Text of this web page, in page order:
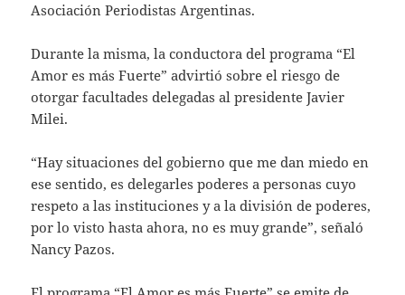
Asociación Periodistas Argentinas.
Durante la misma, la conductora del programa “El
Amor es más Fuerte” advirtió sobre el riesgo de
otorgar facultades delegadas al presidente Javier
Milei.
“Hay situaciones del gobierno que me dan miedo en
ese sentido, es delegarles poderes a personas cuyo
respeto a las instituciones y a la división de poderes,
por lo visto hasta ahora, no es muy grande”, señaló
Nancy Pazos.